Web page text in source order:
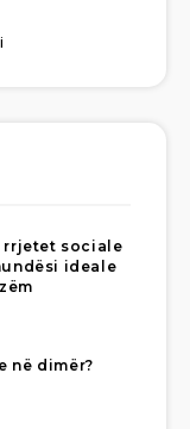
rrjetet sociale
ideale
në dimër?